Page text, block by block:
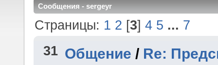
Сообщения - sergeyr
Страницы: 1 2 [3]4 5 ... 7
31 Общение / Re: